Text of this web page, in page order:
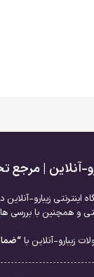
آنلاین |
اینترنتی زیبارو-
و همچنین با بررسی
زیبارو-آنلاین با